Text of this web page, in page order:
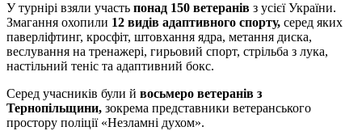
У турнірі взяли участь понад 150 ветеранів з усієї України.
Змагання охопили 12 видів адаптивного спорту, серед яких
паверліфтинг, кросфіт, штовхання ядра, метання диска,
веслування на тренажері, гирьовий спорт, стрільба з лука,
настільний теніс та адаптивний бокс.
Серед учасників були й восьмеро ветеранів з
Тернопільщини, зокрема представники ветеранського
простору поліції «Незламні духом».